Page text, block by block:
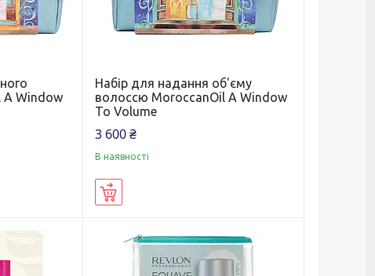
A Window
Набір для надання об'єму
волоссю MoroccanOil A Window
To Volume
3 600 ₴
В наявності